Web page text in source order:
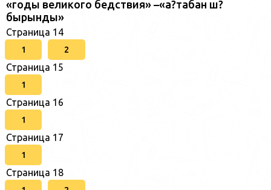
«годы великого бедствия» –«а?табан ш?
бырынды»
Страница 14
1 2
Страница 15
1
Страница 16
1
Страница 17
1
Страница 18